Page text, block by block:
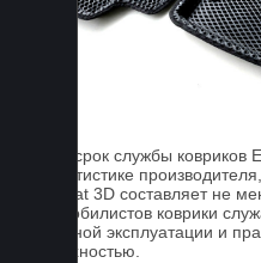
Какой срок службы ковриков
По статистике
Euromat 3D составляет не
автомобилистов коврики
бережной эксплуатации и
поверхностью.